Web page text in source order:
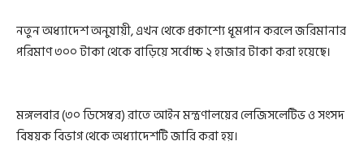
নতুন অধ্যাদেশ অনুযায়ী, এখন থেকে প্রকাশ্যে ধূমপান করলে জরিমানার
পরিমাণ ৩০০ টাকা থেকে বাড়িয়ে সর্বোচ্চ ২ হাজার টাকা করা হয়েছে।
মঙ্গলবার (৩০ ডিসেম্বর) রাতে আইন মন্ত্রণালয়ের লেজিসলেটিভ ও সংসদ
বিষয়ক বিভাগ থেকে অধ্যাদেশটি জারি করা হয়।